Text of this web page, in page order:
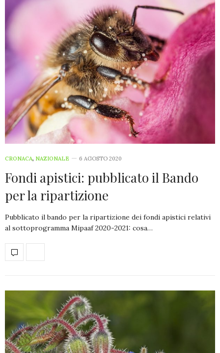
CRONACA, NAZIONALE 6 AGOSTO 2020
Fondi apistici: pubblicato il Bando
per la ripartizione
Pubblicato il bando per la ripartizione dei fondi apistici relativi
al sottoprogramma Mipaaf 2020-2021: cosa…